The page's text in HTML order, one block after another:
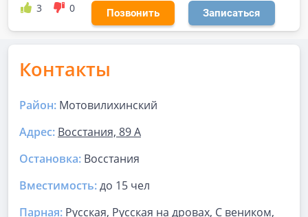
3 0 Позвонить Записаться
Контакты
Район: Мотовилихинский
Адрес: Восстания, 89 А
Остановка: Восстания
Вместимость:до 15 чел
Парная: Русская, Русская на дровах, С веником,